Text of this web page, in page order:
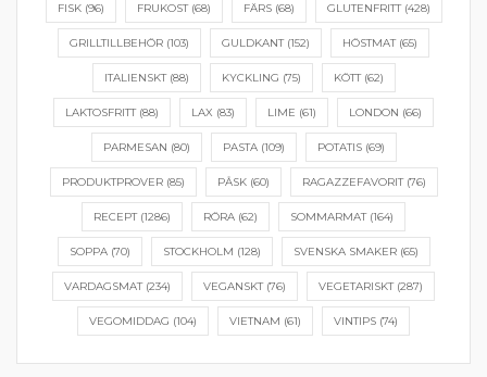
FISK(96) FRUKOST(68) FÄRS(68) GLUTENFRITT(428)
GRILLTILLBEHÖR (103) GULDKANT(152) HÖSTMAT(65)
ITALIENSKT(88) KYCKLING (75) KÖTT(62)
LAKTOSFRITT(88) LAX (83) LIME (61) LONDON (66)
PARMESAN (80) PASTA(109) POTATIS(69)
PRODUKTPROVER(85) PÅSK(60) RAGAZZEFAVORIT(76)
RECEPT(1286) RÖRA (62) SOMMARMAT(164)
SOPPA(70) STOCKHOLM (128) SVENSKA SMAKER(65)
VARDAGSMAT(234) VEGANSKT(76) VEGETARISKT(287)
VEGOMIDDAG (104) VIETNAM (61) VINTIPS (74)